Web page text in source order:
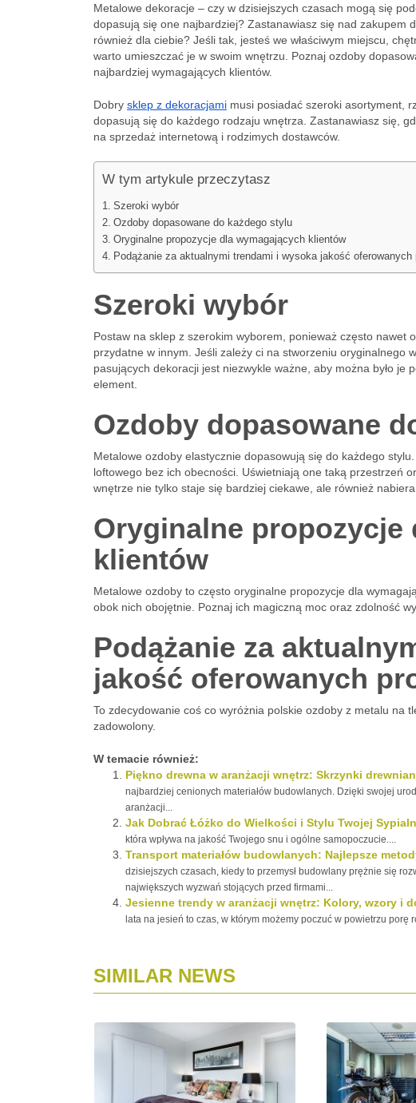
Metalowe dekoracje – czy w dzisiejszych czasach mogą się
dopasują się one najbardziej? Zastanawiasz się nad zakupem
również dla ciebie? Jeśli tak, jesteś we właściwym miejscu,
warto umieszczać je w swoim wnętrzu. Poznaj ozdoby
najbardziej wymagających klientów.
Dobry sklep z dekoracjami musi posiadać szeroki asortyment,
dopasują się do każdego rodzaju wnętrza. Zastanawiasz się,
na sprzedaż internetową i rodzimych dostawców.
W tym artykule przeczytasz
Szeroki wybór
Ozdoby dopasowane do każdego stylu
Oryginalne propozycje dla wymagających klientów
Podążanie za aktualnymi trendami i wysoka jakość oferowanych
Szeroki wybór
Postaw na sklep z szerokim wyborem, ponieważ często
przydatne w innym. Jeśli zależy ci na stworzeniu oryginalnego
pasujących dekoracji jest niezwykle ważne, aby można było
element.
Ozdoby dopasowane
Metalowe ozdoby elastycznie dopasowują się do każdego
loftowego bez ich obecności. Uświetniają one taką przestrzeń
wnętrze nie tylko staje się bardziej ciekawe, ale również
Oryginalne propozycje
klientów
Metalowe ozdoby to często oryginalne propozycje dla
obok nich obojętnie. Poznaj ich magiczną moc oraz zdolność
Podążanie za
jakość oferowanych
To zdecydowanie coś co wyróżnia polskie ozdoby z metalu na
zadowolony.
W temacie również:
Piękno drewna w aranżacji wnętrz: Skrzynki
najbardziej cenionych materiałów budowlanych. Dzięki swojej
aranżacji...
Jak Dobrać Łóżko do Wielkości i Stylu Twojej
która wpływa na jakość Twojego snu i ogólne samopoczucie....
Transport materiałów budowlanych: Najlepsze
dzisiejszych czasach, kiedy to przemysł budowlany prężnie się
największych wyzwań stojących przed firmami...
Jesienne trendy w aranżacji wnętrz: Kolory, wzory i
lata na jesień to czas, w którym możemy poczuć w powietrzu
SIMILAR NEWS